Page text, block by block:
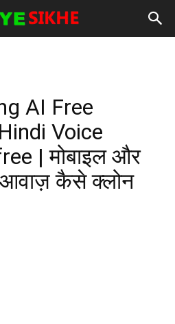
AI Free
Voice
| मोबाइल और
आवाज़ कैसे क्लोन